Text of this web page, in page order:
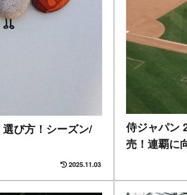
び方！シーズン/
2025.11.03
侍ジャパン
売！連覇に